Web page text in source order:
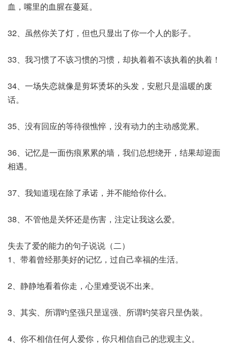
血，嘴里的血腥在蔓延。
32、虽然你关了灯，但也只显出了你一个人的影子。
33、我习惯了不该习惯的习惯，却执着着不该执着的执着！
34、一场失恋就像是剪坏烫坏的头发，安慰只是温暖的废
话。
35、没有回应的等待很憔悴，没有动力的主动感觉累。
36、记忆是一面伤痕累累的墙，我们总想绕开，结果却迎面
相遇。
37、我知道现在除了承诺，并不能给你什么。
38、不管他是关怀还是伤害，注定让我这么爱。
失去了爱的能力的句子说说（二）
1、带着曾经那美好的记忆，过自己幸福的生活。
2、静静地看着你走，心里难受说不出来。
3、其实、所谓旳坚强只昰逞强、所谓旳笑容只昰伪装。
4、你不相信任何人爱你，你只相信自己的悲观主义。